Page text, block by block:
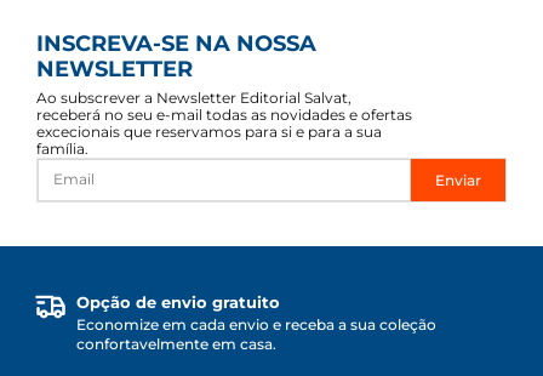
INSCREVA-SE NA NOSSA
NEWSLETTER
Ao subscrever a Newsletter Editorial Salvat,
receberá no seu e-mail todas as novidades e ofertas
excecionais que reservamos para si e para a sua
família.
Enviar
Opção de envio gratuito
Economize em cada envio e receba a sua coleção
confortavelmente em casa.